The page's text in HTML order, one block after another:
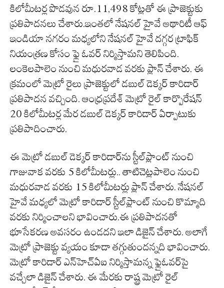
కిలోమీటర్ల పొడవున రూ.11,498 కోట్లతో ఈ ప్రాజెక్టుకు
ప్రతిపాదనలు చేశారు.ఇంతలో నేషనల్ హైవే అథారిటీ ఆఫ్
ఇండియా నగరం మధ్యలోని నేషనల్ హైవే దగ్గర ట్రాఫిక్
నియంత్రణ కోసం ఫ్లై ఓవర్ నిర్మిస్తామని తెలిపింది.
లంకెలపాలెం నుంచి మధురవాడ వరకు ప్లాన్ చేశారు. ఈ
క్రమంలో మెట్రో రైలు ప్రాజెక్టులో డబుల్ డెక్కర్ కారిడార్
ప్రతిపాదన వచ్చింది. ఆంధ్రప్రదేశ్ మెట్రో రైల్‌ కార్పొరేషన్‌
20 కిలోమీటర్ల మేర డబుల్‌ డెక్కర్‌ కారిడార్ ఏర్పాటుకు
ప్రతిపాదించారు.
ఈ మెట్రో డబుల్ డెక్కర్ కారిడార్‌ను స్టీల్‌ప్లాంట్‌ నుంచి
గాజువాక వరకు 5 కిలోమీటర్లు.. తాటిచెట్లపాలెం నుంచి
మధురవాడ వరకు 15 కిలోమీటర్లు ప్లాన్ చేశారు. నేషనల్
హైవే మధ్యలో మెట్రో కారిడార్ స్టీల్‌ప్లాంట్ నుంచి కొమ్మాది
వరకు నిర్మించాలని భావించారు.ఈ ప్రతిపాదనతో
భూసేకరణ అవసరం ఉండదని ఇలా డిజైన్ చేశారు. అలాగే
మెట్రో ప్రాజెక్టు వ్యయం కూడా తగ్గుతుందన్నది భావించారు.
మెట్రో కారిడార్‌ ఎన్‌హెచ్‌ఏఐ నిర్మిస్తామన్న ఫ్లైఓవర్‌పై
వచ్చేలా డిజైన్‌ చేశారు. ఈ మేరకు రాష్ట్ర మెట్రో రైల్‌